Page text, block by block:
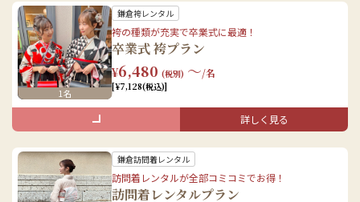
予約する
男性
着物レンタル(着物/羽織/羽織紐/帯/半襦袢)
小物レンタル(足袋/雪駄/巾着)
着付け
手荷物のお預かり
1名
鎌倉袴レンタル
袴の種類が充実で卒業式に最適！
卒業式 袴プラン
¥6,480 (税別) 〜/名
[¥7,128(税込)]
セット内容
女性
詳しく見る
鎌倉訪問着レンタル
訪問着レンタルが全部コミコミでお得！
訪問着レンタルプラン